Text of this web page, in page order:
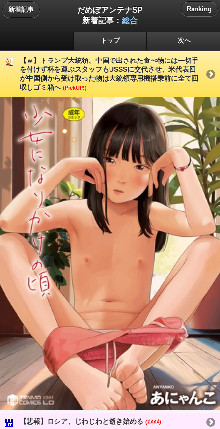
新着記事
だめぽアンテナSP
新着記事： 総合
Ranking
トップ 次へ
【ｗ】トランプ大統領、中国で出された食べ物には一切手
を付けず杯を運ぶスタッフもUSSSに交代させ、米代表団
が中国側から受け取った物は大統領専用機搭乗前に全て回
収しゴミ箱へ (PickUP!)
【悲報】ロシア、じわじわと逝き始める (ｵﾇﾇﾒ)